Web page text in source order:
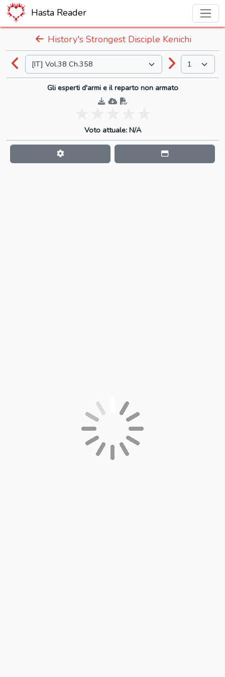
Hasta Reader
History's Strongest Disciple Kenichi
Gli esperti d'armi e il reparto non armato
Voto attuale: N/A